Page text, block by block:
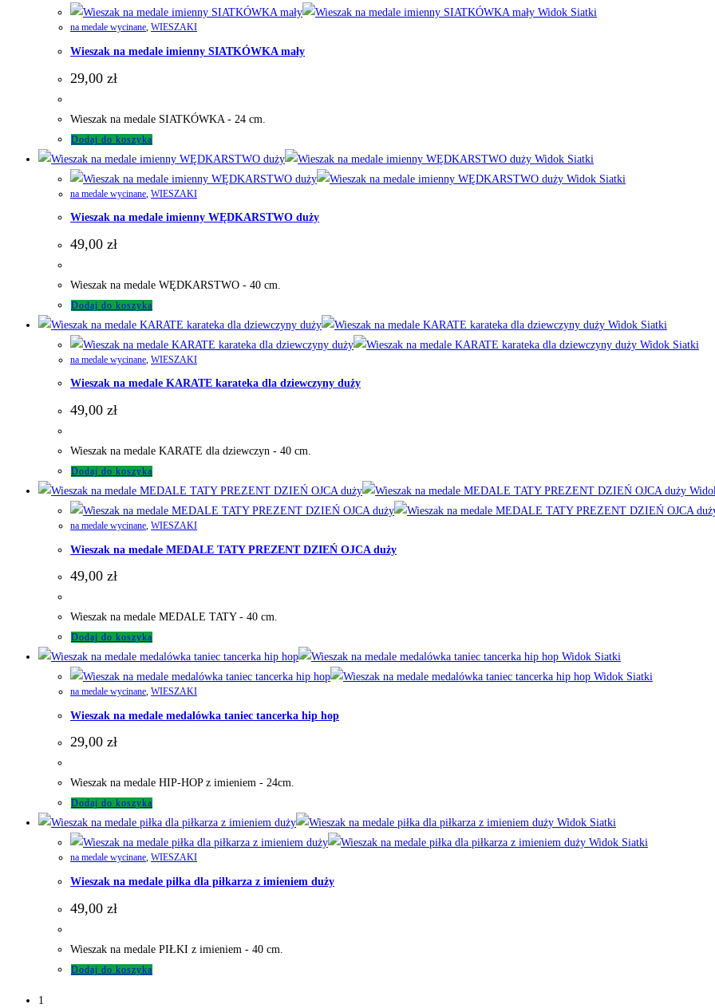
Widok Siatki
na medale wycinane, WIESZAKI
Wieszak na medale imienny SIATKÓWKA mały
29,00 zł
Wieszak na medale SIATKÓWKA - 24 cm.
Dodaj do koszyka
Widok Siatki
Widok Siatki
na medale wycinane WIESZAKI
Wieszak na medale imienny WĘDKARSTWO duży
49,00 zł
Wieszak na medale WĘDKARSTWO - 40 cm.
Dodaj do koszyka
Widok Siatki
Widok Siatki
na medale wycinane WIESZAKI
Wieszak na medale KARATE karateka dla dziewczyny duży
49,00 zł
Wieszak na medale KARATE dla dziewczyn - 40 cm.
Dodaj do koszyka
na medale wycinane, WIESZAKI
Wieszak na medale MEDALE TATY PREZENT DZIEŃ OJCA duży
49,00 zł
Wieszak na medale MEDALE TATY - 40 cm.
Dodaj do koszyka
Widok Siatki
Widok Siatki
na medale wycinane, WIESZAKI
Wieszak na medale medalówka taniec tancerka hip hop
29,00 zł
Wieszak na medale HIP-HOP z imieniem - 24cm.
Dodaj do koszyka
Widok Siatki
Widok Siatki
na medale wycinane, WIESZAKI
Wieszak na medale piłka dla piłkarza z imieniem duży
49,00 zł
Wieszak na medale PIŁKI z imieniem - 40 cm.
Dodaj do koszyka
1